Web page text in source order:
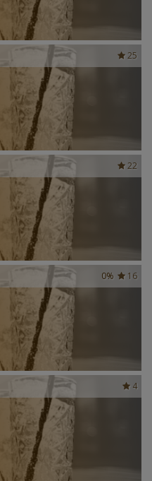
25
22
16
0%
4